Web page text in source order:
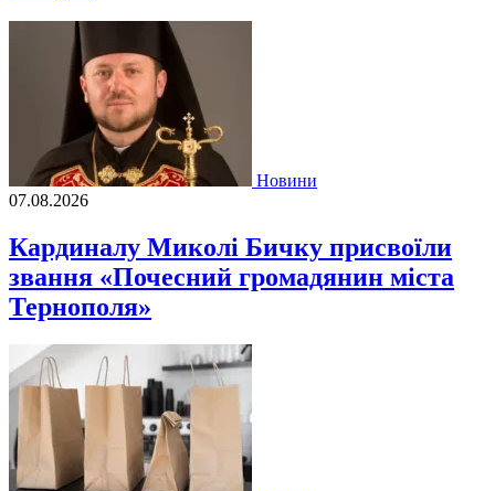
Новини
07.08.2026
Кардиналу Миколі Бичку присвоїли
звання «Почесний громадянин міста
Тернополя»